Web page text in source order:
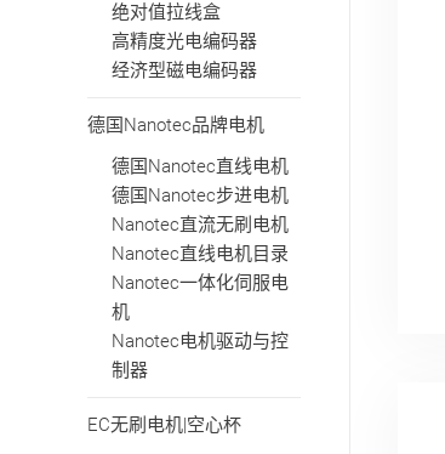
绝对值拉线盒
高精度光电编码器
经济型磁电编码器
德国Nanotec品牌电机
德国Nanotec直线电机
德国Nanotec步进电机
Nanotec直流无刷电机
Nanotec直线电机目录
Nanotec一体化伺服电
机
Nanotec电机驱动与控
制器
EC无刷电机|空心杯